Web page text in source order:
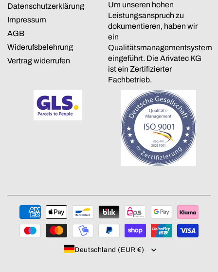
Datenschutzerklärung
Impressum
AGB
Widerufsbelehrung
Vertrag widerrufen
Um unseren hohen
Leistungsanspruch zu
dokumentieren, haben wir
ein
Qualitätsmanagementsystem
eingeführt. Die Arivatec KG
ist ein Zertifizierter
Fachbetrieb.
Zahlungsmethoden
Deutschland (EUR €)